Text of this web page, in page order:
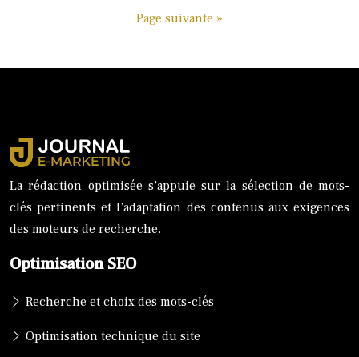
Page suivante »
La rédaction optimisée s’appuie sur la sélection de mots-
clés pertinents et l’adaptation des contenus aux exigences
des moteurs de recherche.
Optimisation SEO
Recherche et choix des mots-clés
Optimisation technique du site